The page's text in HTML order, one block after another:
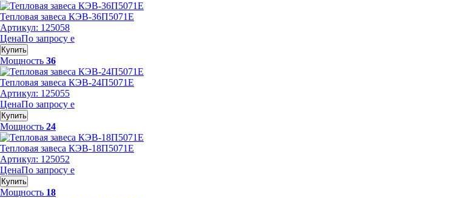
Тепловая завеса КЭВ-36П5071Е
Артикул: 125058
ЦенаПо запросу е
Купить
Мощность 36
Тепловая завеса КЭВ-24П5071Е
Артикул: 125055
ЦенаПо запросу е
Купить
Мощность 24
Тепловая завеса КЭВ-18П5071Е
Артикул: 125052
ЦенаПо запросу е
Купить
Мощность 18